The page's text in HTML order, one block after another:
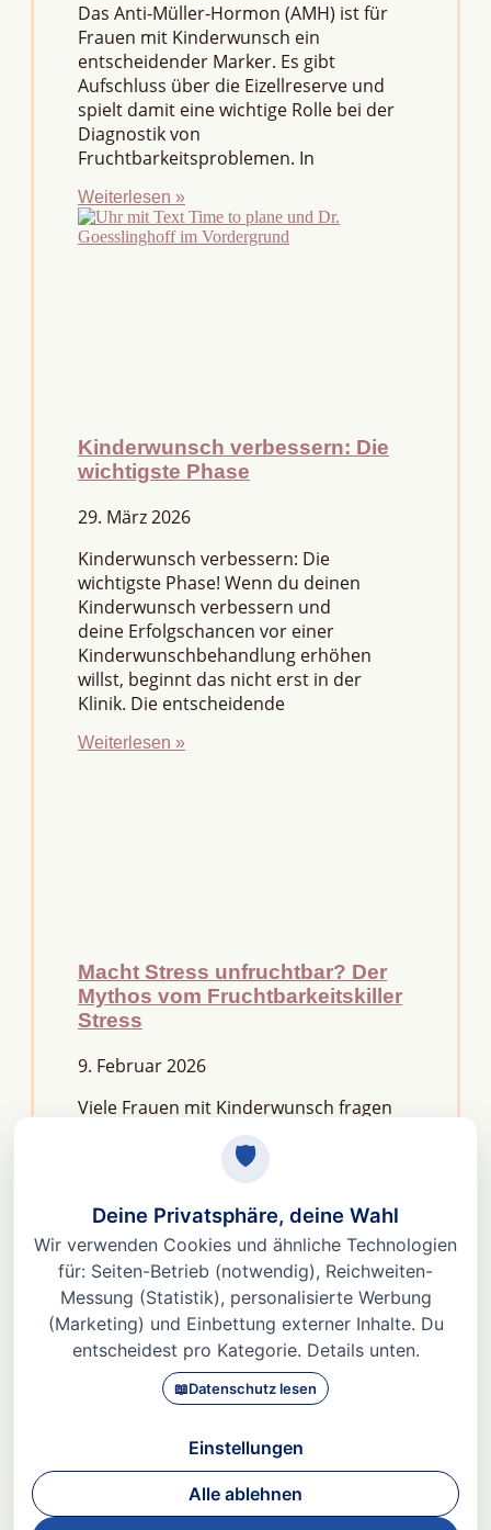
Das Anti-Müller-Hormon (AMH) ist für
Frauen mit Kinderwunsch ein
entscheidender Marker. Es gibt
Aufschluss über die Eizellreserve und
spielt damit eine wichtige Rolle bei der
Diagnostik von
Fruchtbarkeitsproblemen. In
Weiterlesen »
Kinderwunsch verbessern: Die
wichtigste Phase
29. März 2026
Kinderwunsch verbessern: Die
wichtigste Phase! Wenn du deinen
Kinderwunsch verbessern und
deine Erfolgschancen vor einer
Kinderwunschbehandlung erhöhen
willst, beginnt das nicht erst in der
Klinik. Die entscheidende
Weiterlesen »
Macht Stress unfruchtbar? Der
Mythos vom Fruchtbarkeitskiller
Stress
9. Februar 2026
Viele Frauen mit Kinderwunsch fragen
kurze Antwort lautet: Nein, aber er kann
Fruchtbarkeit aus dem Gleichgewicht
bringen. Denn Stress
Weiterlesen »